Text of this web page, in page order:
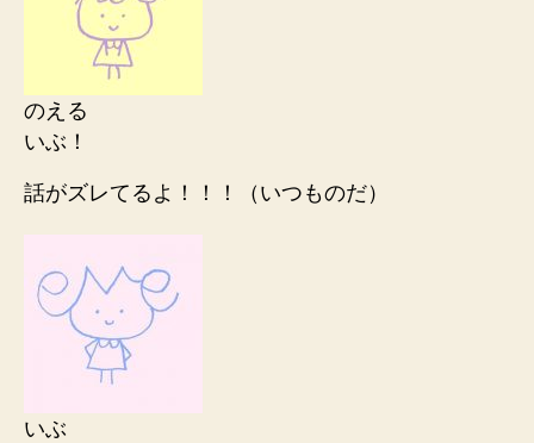
のえる
いぶ！
話がズレてるよ！！！（いつものだ）
いぶ